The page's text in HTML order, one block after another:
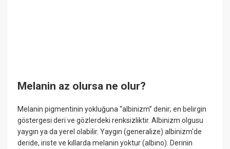
Melanin az olursa ne olur?
Melanin pigmentinin yokluğuna “albinizm” denir; en belirgin
göstergesi deri ve gözlerdeki renksizliktir. Albinizm olgusu
yaygın ya da yerel olabilir. Yaygın (generalize) albinizm'de
deride, iriste ve kıllarda melanin yoktur (albino). Derinin